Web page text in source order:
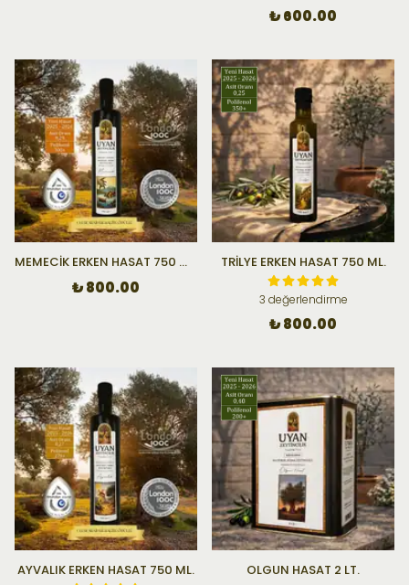
₺ 600.00
MEMECİK ERKEN HASAT 750 ML.
₺ 800.00
TRİLYE ERKEN HASAT 750 ML.
3 değerlendirme
₺ 800.00
AYVALIK ERKEN HASAT 750 ML. OLGUN HASAT 2 LT.